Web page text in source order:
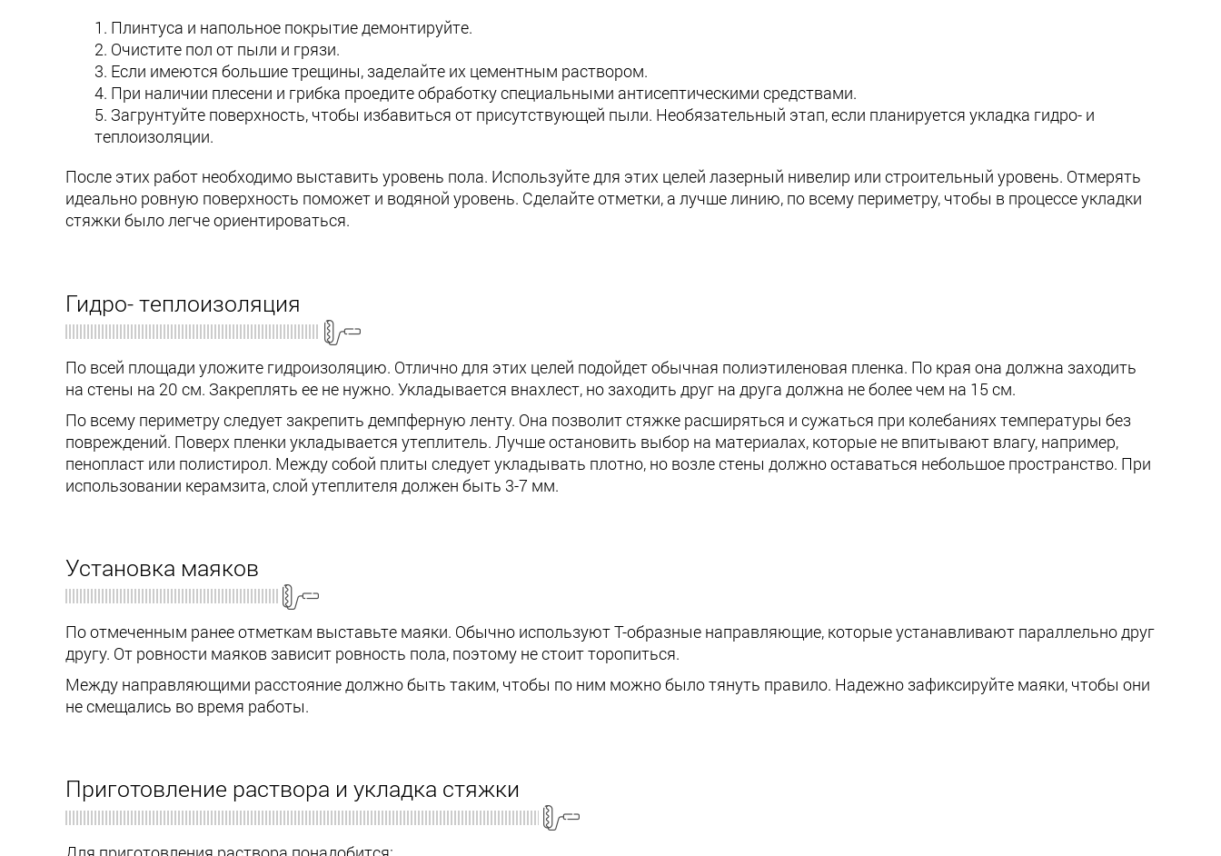
Плинтуса и напольное покрытие демонтируйте.
Очистите пол от пыли и грязи.
Если имеются большие трещины, заделайте их цементным раствором.
При наличии плесени и грибка проедите обработку специальными антисептическими средствами.
Загрунтуйте поверхность, чтобы избавиться от присутствующей пыли. Необязательный этап, если планируется укладка гидро- и
теплоизоляции.
После этих работ необходимо выставить уровень пола. Используйте для этих целей лазерный нивелир или строительный уровень. Отмерять
идеально ровную поверхность поможет и водяной уровень. Сделайте отметки, а лучше линию, по всему периметру, чтобы в процессе укладки
стяжки было легче ориентироваться.
Гидро- теплоизоляция
По всей площади уложите гидроизоляцию. Отлично для этих целей подойдет обычная полиэтиленовая пленка. По края она должна заходить
на стены на 20 см. Закреплять ее не нужно. Укладывается внахлест, но заходить друг на друга должна не более чем на 15 см.
По всему периметру следует закрепить демпферную ленту. Она позволит стяжке расширяться и сужаться при колебаниях температуры без
повреждений. Поверх пленки укладывается утеплитель. Лучше остановить выбор на материалах, которые не впитывают влагу, например,
пенопласт или полистирол. Между собой плиты следует укладывать плотно, но возле стены должно оставаться небольшое пространство. При
использовании керамзита, слой утеплителя должен быть 3-7 мм.
Установка маяков
По отмеченным ранее отметкам выставьте маяки. Обычно используют Т-образные направляющие, которые устанавливают параллельно друг
другу. От ровности маяков зависит ровность пола, поэтому не стоит торопиться.
Между направляющими расстояние должно быть таким, чтобы по ним можно было тянуть правило. Надежно зафиксируйте маяки, чтобы они
не смещались во время работы.
Приготовление раствора и укладка стяжки